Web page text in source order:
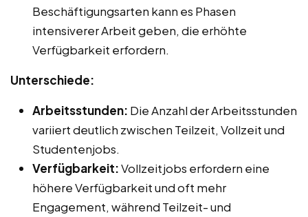
Beschäftigungsarten kann es Phasen
intensiverer Arbeit geben, die erhöhte
Verfügbarkeit erfordern.
Unterschiede:
Arbeitsstunden: Die Anzahl der Arbeitsstunden
variiert deutlich zwischen Teilzeit, Vollzeit und
Studentenjobs.
Verfügbarkeit:Vollzeitjobs erfordern eine
höhere Verfügbarkeit und oft mehr
Engagement, während Teilzeit- und